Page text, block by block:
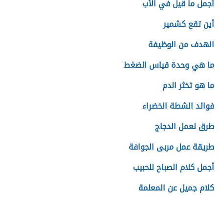
أجمل ما قيل في الأب
أين تقع كشمير
الهدف من الوظيفة
ما هي وحدة قياس الضغط
ما هو تخثر الدم
فوائد الشطة الخضراء
طرق لعمل الدجاج
طريقة عمل مربى الجوافة
أجمل كلام الصباح للحبيب
كلام جميل عن المعلمة